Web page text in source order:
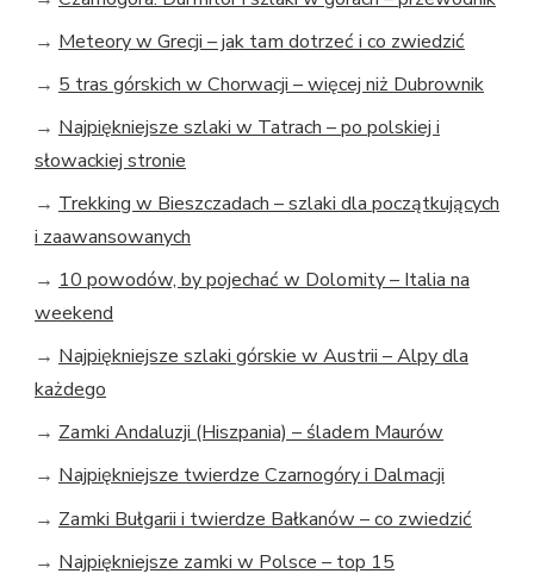
→ Meteory w Grecji – jak tam dotrzeć i co zwiedzić
→ 5 tras górskich w Chorwacji – więcej niż Dubrownik
→ Najpiękniejsze szlaki w Tatrach – po polskiej i
słowackiej stronie
→ Trekking w Bieszczadach – szlaki dla początkujących
i zaawansowanych
→ 10 powodów, by pojechać w Dolomity – Italia na
weekend
→ Najpiękniejsze szlaki górskie w Austrii – Alpy dla
każdego
→ Zamki Andaluzji (Hiszpania) – śladem Maurów
→ Najpiękniejsze twierdze Czarnogóry i Dalmacji
→ Zamki Bułgarii i twierdze Bałkanów – co zwiedzić
→ Najpiękniejsze zamki w Polsce – top 15